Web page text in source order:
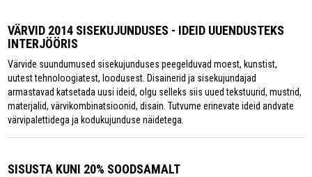
VÄRVID 2014 SISEKUJUNDUSES - IDEID UUENDUSTEKS
INTERJÖÖRIS
Värvide suundumused sisekujunduses peegelduvad moest, kunstist,
uutest tehnoloogiatest, loodusest. Disainerid ja sisekujundajad
armastavad katsetada uusi ideid, olgu selleks siis uued tekstuurid, mustrid,
materjalid, värvikombinatsioonid, disain. Tutvume erinevate ideid andvate
värvipalettidega ja kodukujunduse näidetega.
SISUSTA KUNI 20% SOODSAMALT